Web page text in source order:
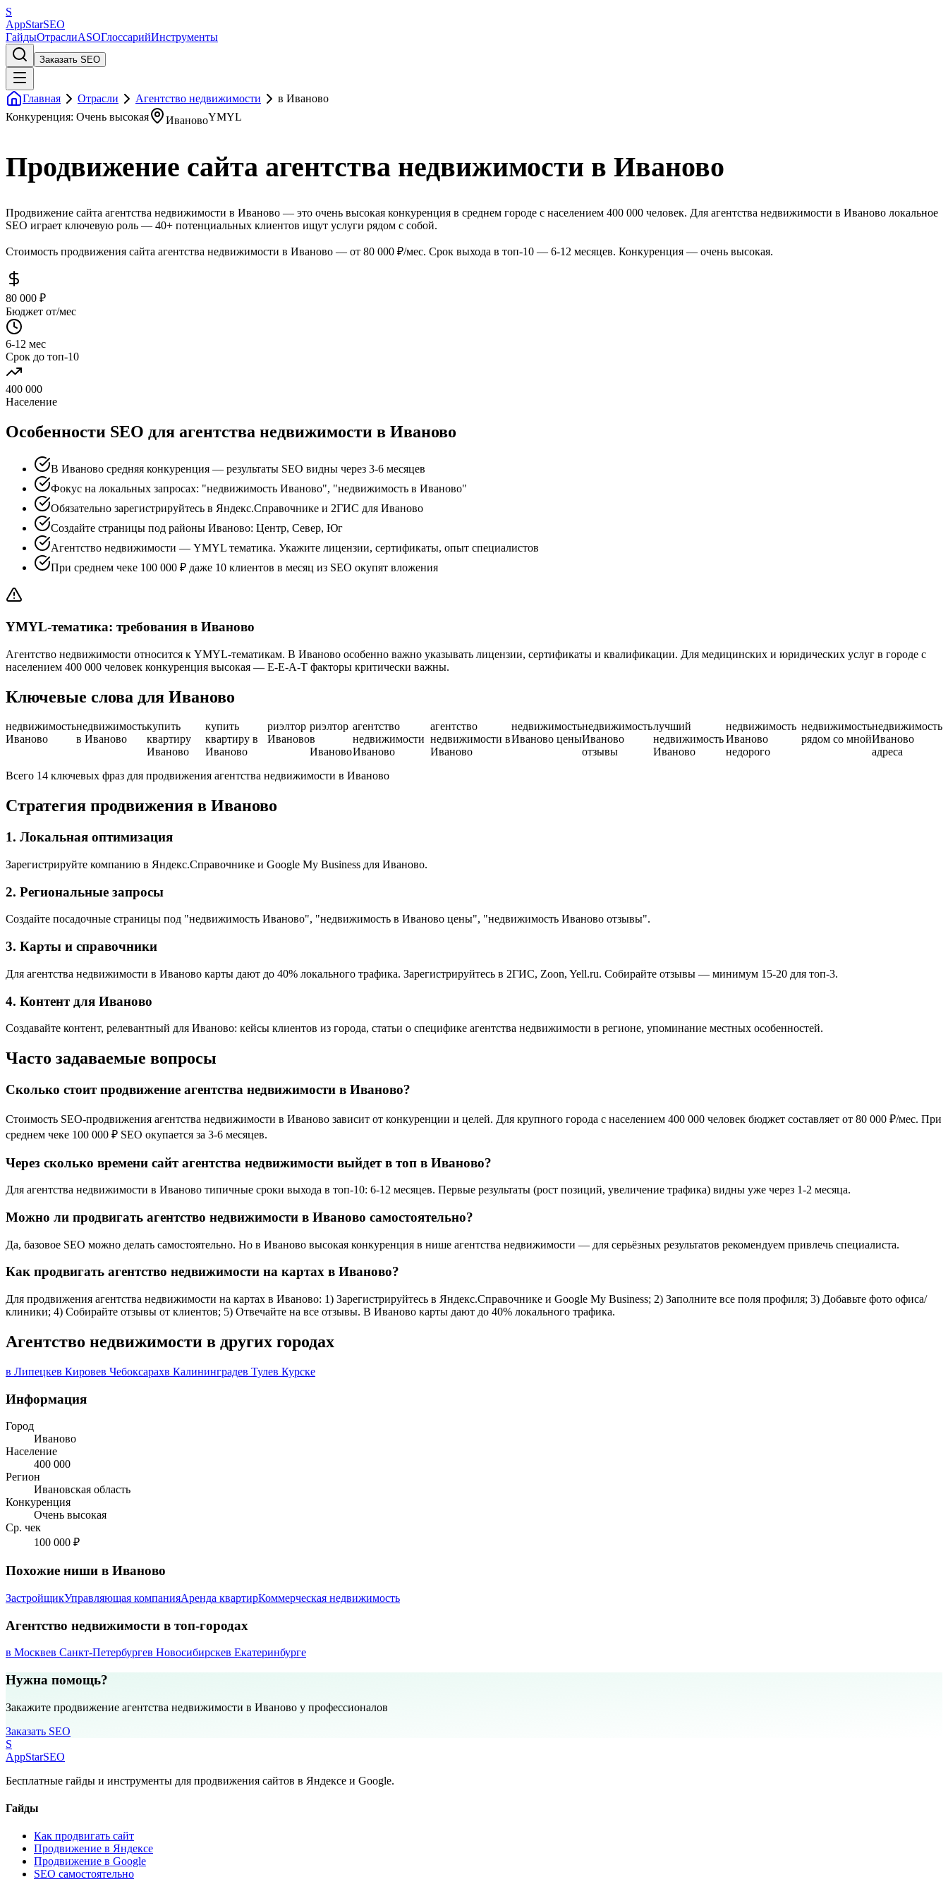
S
AppStarSEO
ГайдыОтраслиASOГлоссарийИнструменты
Заказать SEO
Главная Отрасли Агентство недвижимости
в Иваново
Конкуренция: Очень высокая
ИвановоYMYL
Продвижение сайта агентства недвижимости в Иваново
Продвижение сайта агентства недвижимости в Иваново — это очень высокая конкуренция в среднем городе с населением 400 000 человек. Для агентства недвижимости в Иваново локальное
SEO играет ключевую роль — 40+ потенциальных клиентов ищут услуги рядом с собой.
Стоимость продвижения сайта агентства недвижимости в Иваново — от 80 000 ₽/мес. Срок выхода в топ-10 — 6-12 месяцев. Конкуренция — очень высокая.
80 000 ₽
Бюджет от/мес
6-12 мес
Срок до топ-10
400 000
Население
Особенности SEO для агентства недвижимости в Иваново
В Иваново средняя конкуренция — результаты SEO видны через 3-6 месяцев
Фокус на локальных запросах: "недвижимость Иваново", "недвижимость в Иваново"
Обязательно зарегистрируйтесь в Яндекс.Справочнике и 2ГИС для Иваново
Создайте страницы под районы Иваново: Центр, Север, Юг
Агентство недвижимости — YMYL тематика. Укажите лицензии, сертификаты, опыт специалистов
При среднем чеке 100 000 ₽ даже 10 клиентов в месяц из SEO окупят вложения
YMYL-тематика: требования в Иваново
Агентство недвижимости относится к YMYL-тематикам. В Иваново особенно важно указывать лицензии, сертификаты и квалификации. Для медицинских и юридических услуг в городе с
населением 400 000 человек конкуренция высокая — E-E-A-T факторы критически важны.
Ключевые слова для Иваново
недвижимость
Иваново
недвижимость
в Иваново
купить
квартиру
Иваново
купить
квартиру в
Иваново
риэлтор
Иваново
риэлтор
в
Иваново
агентство
недвижимости
Иваново
агентство
недвижимости в
Иваново
недвижимость
Иваново цены
недвижимость
Иваново
отзывы
лучший
недвижимость
Иваново
недвижимость
Иваново
недорого
недвижимость
рядом со мной
недвижимость
Иваново
адреса
Всего 14 ключевых фраз для продвижения агентства недвижимости в Иваново
Стратегия продвижения в Иваново
1. Локальная оптимизация
Зарегистрируйте компанию в Яндекс.Справочнике и Google My Business для Иваново.
2. Региональные запросы
Создайте посадочные страницы под "недвижимость Иваново", "недвижимость в Иваново цены", "недвижимость Иваново отзывы".
3. Карты и справочники
Для агентства недвижимости в Иваново карты дают до 40% локального трафика. Зарегистрируйтесь в 2ГИС, Zoon, Yell.ru. Собирайте отзывы — минимум 15-20 для топ-3.
4. Контент для Иваново
Создавайте контент, релевантный для Иваново: кейсы клиентов из города, статьи о специфике агентства недвижимости в регионе, упоминание местных особенностей.
Часто задаваемые вопросы
Сколько стоит продвижение агентства недвижимости в Иваново?
Стоимость SEO-продвижения агентства недвижимости в Иваново зависит от конкуренции и целей. Для крупного города с населением 400 000 человек бюджет составляет от 80 000 ₽/мес. При
среднем чеке 100 000 ₽ SEO окупается за 3-6 месяцев.
Через сколько времени сайт агентства недвижимости выйдет в топ в Иваново?
Для агентства недвижимости в Иваново типичные сроки выхода в топ-10: 6-12 месяцев. Первые результаты (рост позиций, увеличение трафика) видны уже через 1-2 месяца.
Можно ли продвигать агентство недвижимости в Иваново самостоятельно?
Да, базовое SEO можно делать самостоятельно. Но в Иваново высокая конкуренция в нише агентства недвижимости — для серьёзных результатов рекомендуем привлечь специалиста.
Как продвигать агентство недвижимости на картах в Иваново?
Для продвижения агентства недвижимости на картах в Иваново: 1) Зарегистрируйтесь в Яндекс.Справочнике и Google My Business; 2) Заполните все поля профиля; 3) Добавьте фото офиса/
клиники; 4) Собирайте отзывы от клиентов; 5) Отвечайте на все отзывы. В Иваново карты дают до 40% локального трафика.
Агентство недвижимости в других городах
в Липецкев Кировев Чебоксарахв Калининградев Тулев Курске
Информация
Город
Иваново
Население
400 000
Регион
Ивановская область
Конкуренция
Очень высокая
Ср. чек
100 000 ₽
Похожие ниши в Иваново
ЗастройщикУправляющая компанияАренда квартирКоммерческая недвижимость
Агентство недвижимости в топ-городах
в Москвев Санкт-Петербургев Новосибирскев Екатеринбурге
Нужна помощь?
Закажите продвижение агентства недвижимости в Иваново у профессионалов
Заказать SEO
S
AppStarSEO
Бесплатные гайды и инструменты для продвижения сайтов в Яндексе и Google.
Гайды
Как продвигать сайт
Продвижение в Яндексе
Продвижение в Google
SEO самостоятельно